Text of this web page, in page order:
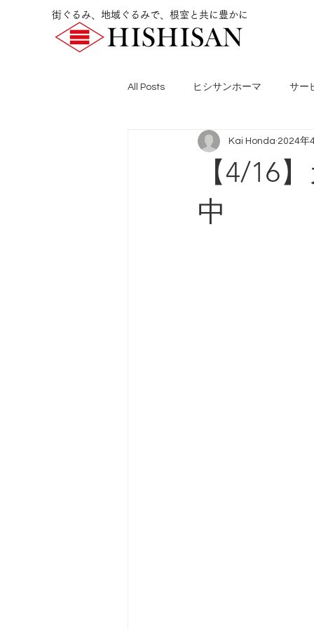
街ぐるみ、地域ぐるみで、根室と共に豊かに
All Posts ヒシサンホーマ サー
【4/16
中
Kai Honda 2024年